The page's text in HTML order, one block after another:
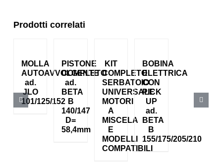
Prodotti correlati
MOLLA
AUTOAVVOLGENTE
ad.
JLO
101/125/152
PISTONE
COMPLETO
ad.
BETA
B
140/147
D=
58,4mm
KIT
COMPLETO
SERBATOIO
UNIVERSALE
MOTORI
A
MISCELA
E
MODELLI
COMPATIBILI
BOBINA
ELETTRICA
CON
PICK
UP
ad.
BETA
B
155/175/205/210